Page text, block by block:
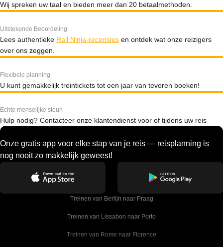
Wij spreken uw taal en bieden meer dan 20 betaalmethoden.
Uitstekende Beoordeling
Lees authentieke Rail Ninja-recensies en ontdek wat onze reizigers
over ons zeggen.
Flexibele planning
U kunt gemakkelijk treintickets tot een jaar van tevoren boeken!
Echte menselijke steun
Hulp nodig? Contacteer onze klantendienst voor of tijdens uw reis
Onze gratis app voor elke stap van je reis — reisplanning is
nog nooit zo makkelijk geweest!
Treinen van Berlijn naar Praag
Treinen van Lissabon naar Porto
Treinen van Rome naar Florence